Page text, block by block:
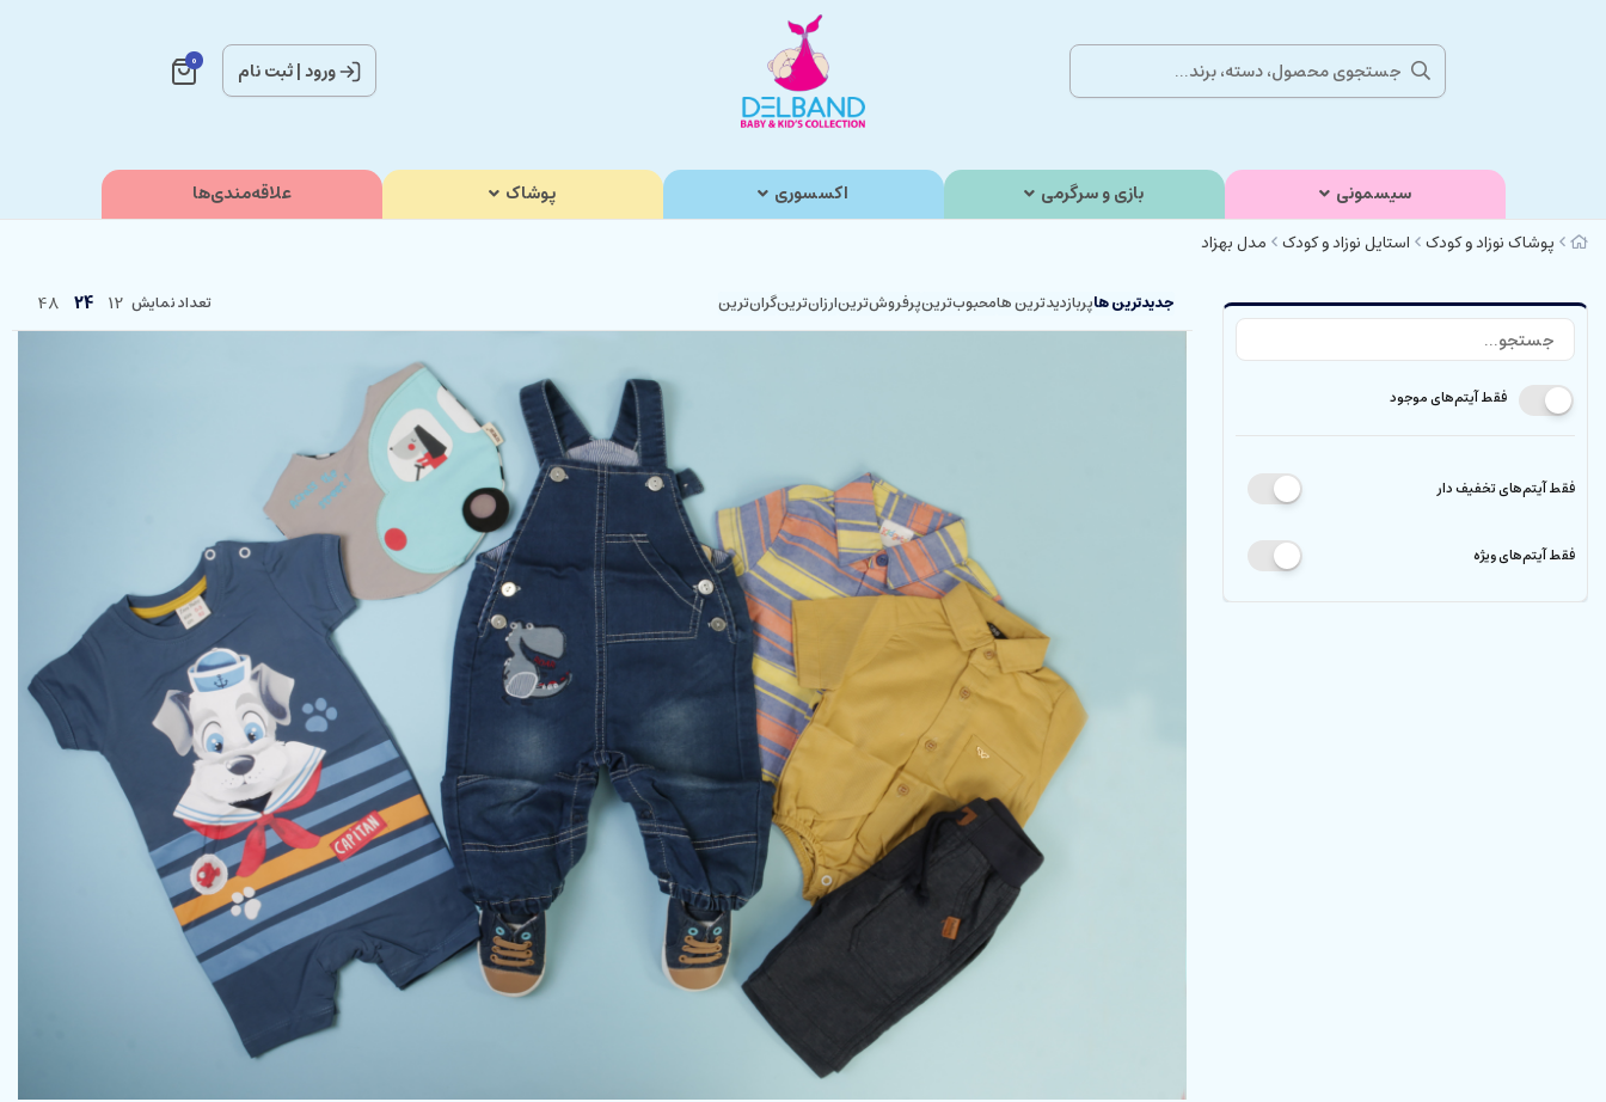
ورود|ثبت نام 0
سیسمونی بازی و سرگرمی اکسسوری پوشاک علاقه‌مندی‌ها
پوشاک نوزاد و کودک استایل نوزاد و کودک مدل بهزاد
فقط آیتم‌های موجود
فقط آیتم‌های تخفیف دار
فقط آیتم‌های ویژه
جدیدترین هاپربازدیدترین هامحبوب‌‌ترینپرفروش‌ترینارزان‌ترینگران‌ترین تعداد نمایش 12
24
48